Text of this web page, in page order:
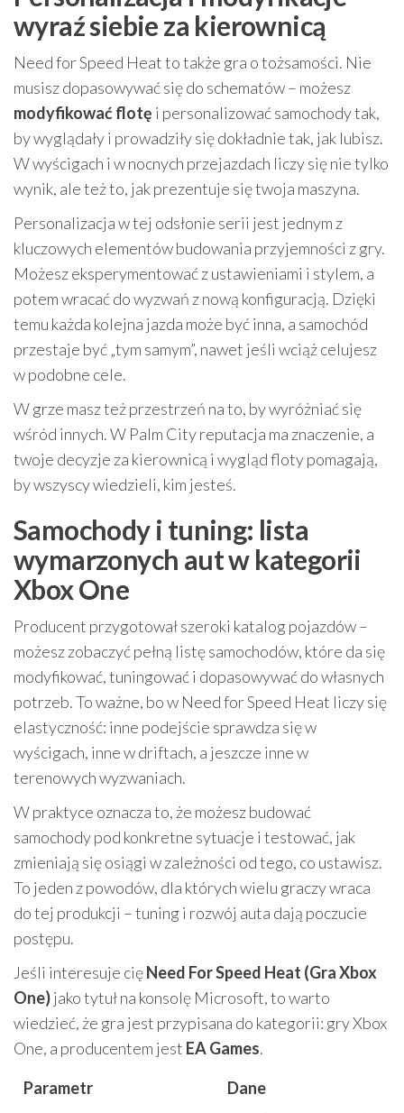
wyraź siebie za kierownicą
Need for Speed Heat to także gra o tożsamości. Nie
musisz dopasowywać się do schematów – możesz
modyfikować flotę i personalizować samochody tak,
by wyglądały i prowadziły się dokładnie tak, jak lubisz.
W wyścigach i w nocnych przejazdach liczy się nie tylko
wynik, ale też to, jak prezentuje się twoja maszyna.
Personalizacja w tej odsłonie serii jest jednym z
kluczowych elementów budowania przyjemności z gry.
Możesz eksperymentować z ustawieniami i stylem, a
potem wracać do wyzwań z nową konfiguracją. Dzięki
temu każda kolejna jazda może być inna, a samochód
przestaje być „tym samym”, nawet jeśli wciąż celujesz
w podobne cele.
W grze masz też przestrzeń na to, by wyróżniać się
wśród innych. W Palm City reputacja ma znaczenie, a
twoje decyzje za kierownicą i wygląd floty pomagają,
by wszyscy wiedzieli, kim jesteś.
Samochody i tuning: lista
wymarzonych aut w kategorii
Xbox One
Producent przygotował szeroki katalog pojazdów –
możesz zobaczyć pełną listę samochodów, które da się
modyfikować, tuningować i dopasowywać do własnych
potrzeb. To ważne, bo w Need for Speed Heat liczy się
elastyczność: inne podejście sprawdza się w
wyścigach, inne w driftach, a jeszcze inne w
terenowych wyzwaniach.
W praktyce oznacza to, że możesz budować
samochody pod konkretne sytuacje i testować, jak
zmieniają się osiągi w zależności od tego, co ustawisz.
To jeden z powodów, dla których wielu graczy wraca
do tej produkcji – tuning i rozwój auta dają poczucie
postępu.
Jeśli interesuje cięNeed For Speed Heat (Gra Xbox
One)jako tytuł na konsolę Microsoft, to warto
wiedzieć, że gra jest przypisana do kategorii: gry Xbox
One, a producentem jest EA Games.
Parametr
Dane